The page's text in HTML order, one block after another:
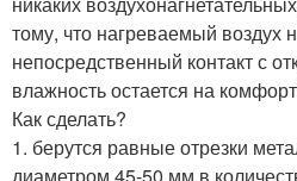
тому, что нагреваемый воздух
непосредственный контакт с
влажность остается на
Как сделать?
1. берутся равные отрезки